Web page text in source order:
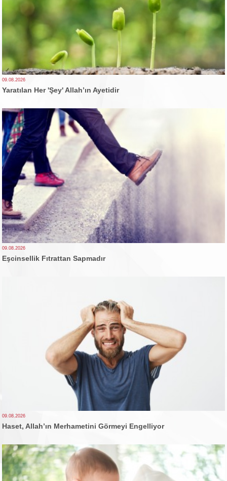
09.08.2026
Yaratılan Her 'Şey' Allah’ın Ayetidir
09.08.2026
Eşcinsellik Fıtrattan Sapmadır
09.08.2026
Haset, Allah’ın Merhametini Görmeyi Engelliyor